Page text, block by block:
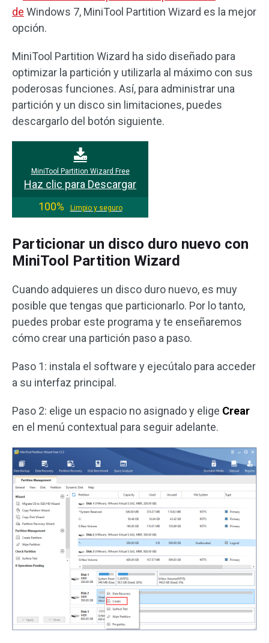
de Windows 7, MiniTool Partition Wizard es la mejor
opción.
MiniTool Partition Wizard ha sido diseñado para
optimizar la partición y utilizarla al máximo con sus
poderosas funciones. Así, para administrar una
partición y un disco sin limitaciones, puedes
descargarlo del botón siguiente.
MiniTool Partition Wizard Free
Haz clic para Descargar
100%
Limpio y seguro
Particionar un disco duro nuevo con
MiniTool Partition Wizard
Cuando adquieres un disco duro nuevo, es muy
posible que tengas que particionarlo. Por lo tanto,
puedes probar este programa y te enseñaremos
cómo crear una partición paso a paso.
Paso 1: instala el software y ejecútalo para acceder
a su interfaz principal.
Paso 2: elige un espacio no asignado y elige Crear
en el menú contextual para seguir adelante.